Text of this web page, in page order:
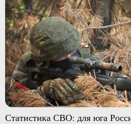
Статистика СВО: для юга